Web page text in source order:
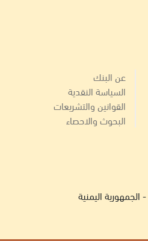
عن البنك
السياسة النقدية
القوانين والتشريعات
البحوث والاحصاء